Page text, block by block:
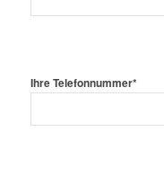
Ihre Telefonnummer*